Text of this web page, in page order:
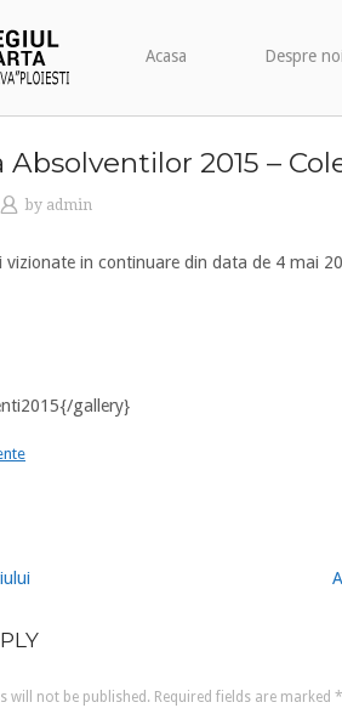
Acasa
Despre noi
Absolventilor 2015 –
by admin
in continuare din data de 4 mai
gallery}
will not be published. Required fields are marked *